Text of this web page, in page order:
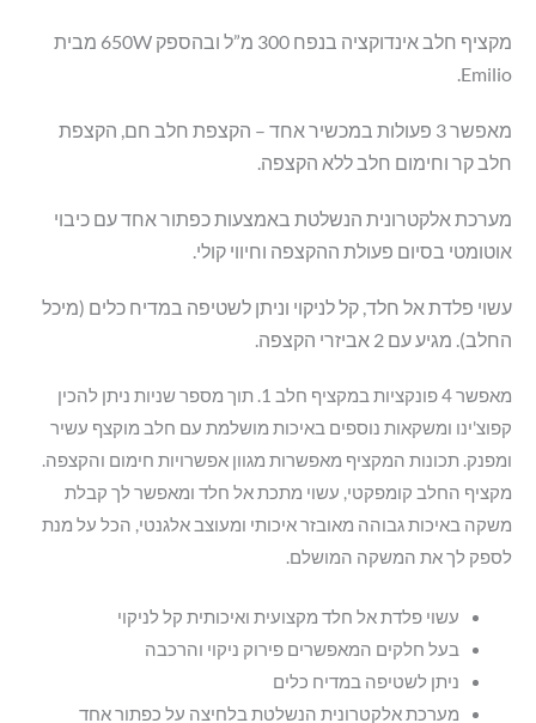
מקציף חלב אינדוקציה בנפח 300 מ”ל ובהספק 650W מבית
Emilio.
מאפשר 3 פעולות במכשיר אחד – הקצפת חלב חם, הקצפת
חלב קר וחימום חלב ללא הקצפה.
מערכת אלקטרונית הנשלטת באמצעות כפתור אחד עם כיבוי
אוטומטי בסיום פעולת ההקצפה וחיווי קולי.
עשוי פלדת אל חלד, קל לניקוי וניתן לשטיפה במדיח כלים (מיכל
החלב). מגיע עם 2 אביזרי הקצפה.
מאפשר 4 פונקציות במקציף חלב 1. תוך מספר שניות ניתן להכין
קפוצ'ינו ומשקאות נוספים באיכות מושלמת עם חלב מוקצף עשיר
ומפנק. תכונות המקציף מאפשרות מגוון אפשרויות חימום והקצפה.
מקציף החלב קומפקטי, עשוי מתכת אל חלד ומאפשר לך קבלת
משקה באיכות גבוהה מאובזר איכותי ומעוצב אלגנטי, הכל על מנת
לספק לך את המשקה המושלם.
עשוי פלדת אל חלד מקצועית ואיכותית קל לניקוי
בעל חלקים המאפשרים פירוק ניקוי והרכבה
ניתן לשטיפה במדיח כלים
מערכת אלקטרונית הנשלטת בלחיצה על כפתור אחד